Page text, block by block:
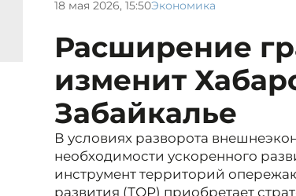
18 мая 2026, 15:50Экономика
Расширение
изменит
Забайкалье
В условиях разворота
необходимости ускоренного
инструмент территорий
развития (ТОР) приобретает